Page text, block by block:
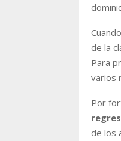
de la
Para
varios
Por
de los